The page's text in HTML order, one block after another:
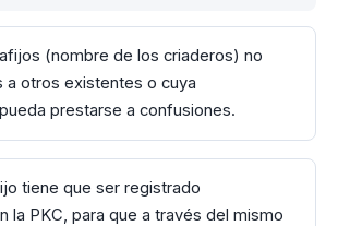
(nombre de los criaderos) no
a otros existentes o cuya
prestarse a confusiones.
tiene que ser registrado
la PKC, para que a través del mismo